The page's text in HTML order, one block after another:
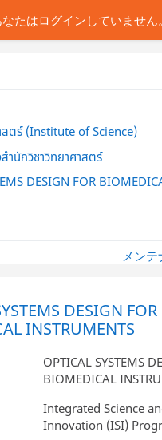
ップする
なたはログインしていません
สตร์ (Institute of Science)
ำนักวิชาวิทยาศาสตร์
DESIGN FOR
メンテ
DESIGN FOR
INSTRUMENTS
OPTICAL SYSTEMS
BIOMEDICAL
Integrated Science
Innovation (ISI)